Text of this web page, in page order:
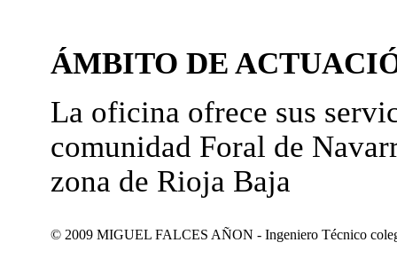
ÁMBITO DE
La oficina ofrece sus
comunidad Foral de
zona de Rioja Baja
© 2009 MIGUEL FALCES AÑON - Ingeniero Técnico